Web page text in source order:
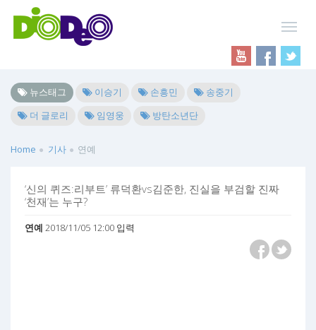
뉴스태그 이승기 손흥민
송중기
더 글로리
임영웅 방탄소년단
Home 기사 연예
‘신의 퀴즈:리부트’ 류덕환vs김준한, 진실을 부검할 진짜
‘천재’는 누구?
연예 2018/11/05 12:00 입력